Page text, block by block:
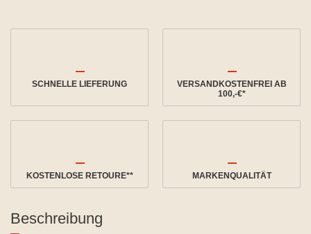
SCHNELLE LIEFERUNG
VERSANDKOSTENFREI AB
100,-€*
KOSTENLOSE RETOURE** MARKENQUALITÄT
Beschreibung